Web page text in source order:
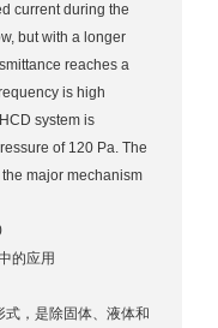
current during the
but with a longer
reaches a
is high
system is
of 120 Pa. The
major mechanism
的应用
，是除固体、液体和